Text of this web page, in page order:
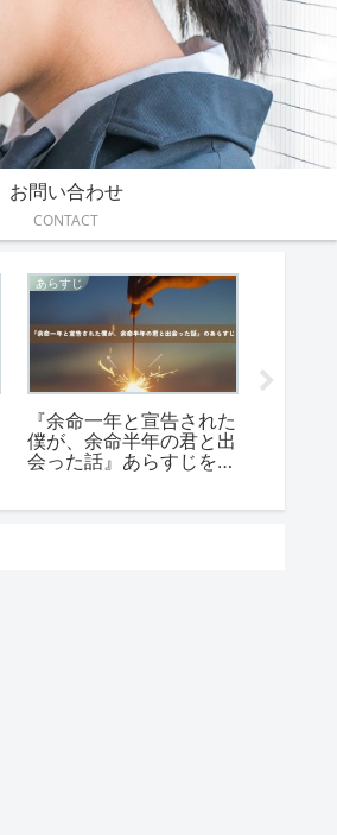
お問い合わせ
CONTACT
あらすじ
『余命一年と宣告された
僕が、余命半年の君と出
会った話』あらすじを簡